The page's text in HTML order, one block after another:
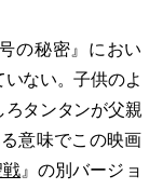
の秘密』におい
ない。子供のよ
ろタンタンが父親
意味でこの映画
』の別バージョ